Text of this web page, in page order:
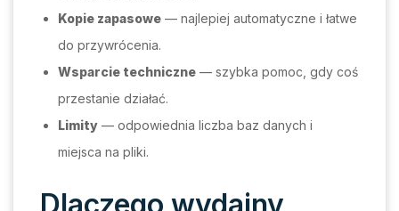
Kopie zapasowe — najlepiej automatyczne i łatwe
do przywrócenia.
Wsparcie techniczne — szybka pomoc, gdy coś
przestanie działać.
Limity — odpowiednia liczba baz danych i
miejsca na pliki.